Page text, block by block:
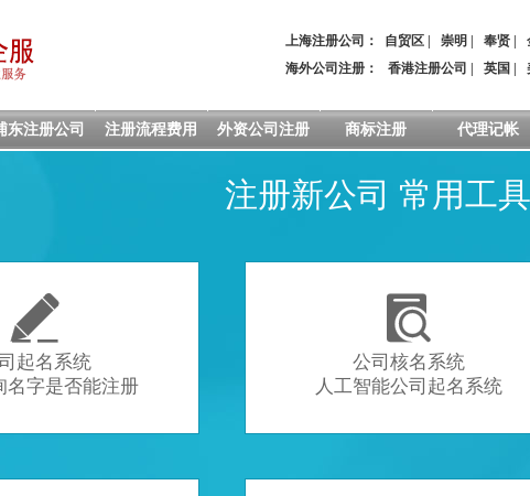
上海注册公司： 自贸区 崇明 奉贤
海外公司注册：
香港注册公司 英国
东注册公司 注册流程费用 外资公司注册 商标注册 代理记帐
注册新公司 常用工

起名系统
名字是否能注册

公司核名系统
人工智能公司起名系统